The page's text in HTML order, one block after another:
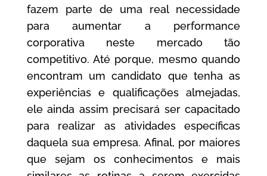
fazem parte de uma real necessidade
para aumentar a performance
corporativa neste mercado tão
competitivo. Até porque, mesmo quando
encontram um candidato que tenha as
experiências e qualificações almejadas,
ele ainda assim precisará ser capacitado
para realizar as atividades específicas
daquela sua empresa. Afinal, por maiores
que sejam os conhecimentos e mais